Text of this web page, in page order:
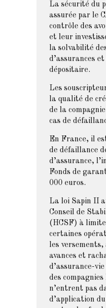
La sécurité du
assurée par le
contrôle des
et leur
la solvabilité
d’assurances
dépositaire.
Les
la qualité de
de la
cas de
En France, il
de défaillance
d’assurance,
Fonds de
000 euros.
La loi Sapin II
Conseil de
(HCSF) à
certaines
les
avances et
d’assurance-
des
n’entrent pas
d’application